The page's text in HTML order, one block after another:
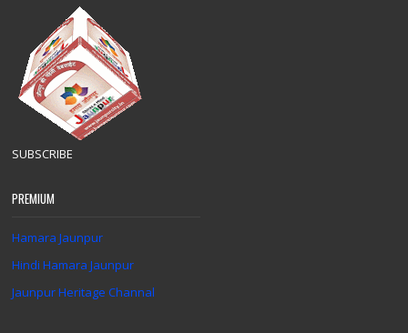
SUBSCRIBE
PREMIUM
Hamara Jaunpur
Hindi Hamara Jaunpur
Jaunpur Heritage Channal